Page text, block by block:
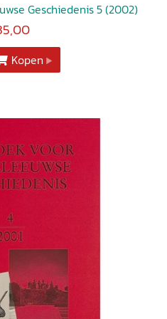
Geschiedenis 5 (2002)
Kopen